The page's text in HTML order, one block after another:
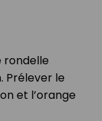
rondelle
Prélever le
et l’orange